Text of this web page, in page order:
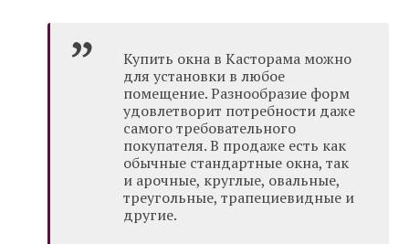
Купить окна в Касторама можно
для установки в любое
помещение. Разнообразие форм
удовлетворит потребности даже
самого требовательного
покупателя. В продаже есть как
обычные стандартные окна, так
и арочные, круглые, овальные,
треугольные, трапециевидные и
другие.